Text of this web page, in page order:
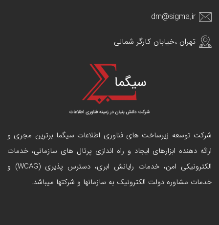
dm@sigma.ir
تهران ،خیابان کارگر شمالی
شرکت توسعه زیرساخت های فناوری اطلاعات سیگما برترین مجری و
ارائه دهنده ابزارهای ایجاد و راه اندازی پرتال های سازمانی، خدمات
الکترونیکی امن، خدمات رایانش ابری، دسترس پذیری (WCAG) و
خدمات مشاوره دولت الکترونیک به سازمانها و شرکتها میباشد.